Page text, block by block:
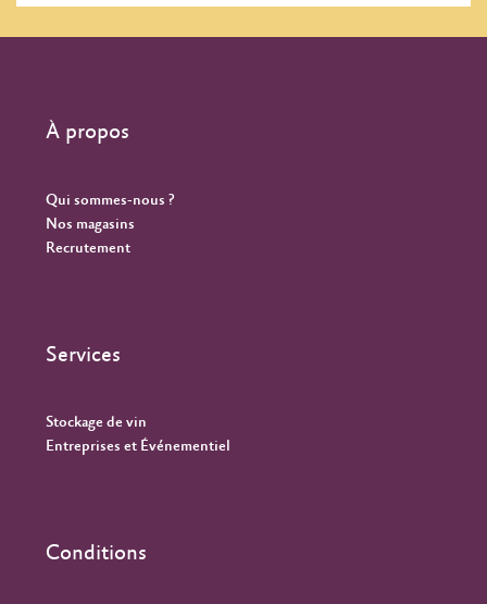
À propos
Qui sommes-nous ?
Nos magasins
Recrutement
Services
Stockage de vin
Entreprises et Événementiel
Conditions